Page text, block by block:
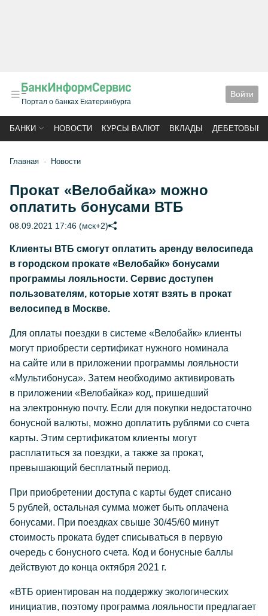
Портал о банках Екатеринбурга
Войти
БАНКИ НОВОСТИ КУРСЫ ВАЛЮТ ВКЛАДЫ ДЕБЕТОВЫЕ
Главная Новости
Прокат «Велобайка» можно
оплатить бонусами ВТБ
08.09.2021 17:46 (мск+2)
Клиенты ВТБ смогут оплатить аренду велосипеда
в городском прокате «Велобайк» бонусами
программы лояльности. Сервис доступен
пользователям, которые хотят взять в прокат
велосипед в Москве.
Для оплаты поездки в системе «Велобайк» клиенты
могут приобрести сертификат нужного номинала
на сайте или в приложении программы лояльности
«Мультибонуса». Затем необходимо активировать
в приложении «Велобайка» код, пришедший
на электронную почту. Если для покупки недостаточно
бонусной валюты, можно доплатить рублями со счета
карты. Этим сертификатом клиенты могут
расплатиться за поездки, а также за прокат,
превышающий бесплатный период.
При приобретении доступа с карты будет списано
5 рублей, остальная сумма может быть оплачена
бонусами. При поездках свыше 30/45/60 минут
стоимость проката будет списываться в первую
очередь с бонусного счета. Код и бонусные баллы
действуют до конца октября 2021 г.
«ВТБ ориентирован на поддержку экологических
инициатив, поэтому программа лояльности предлагает